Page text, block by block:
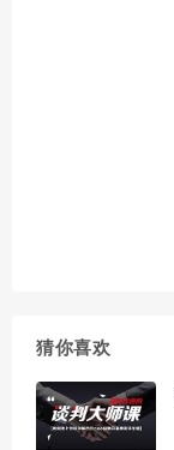
猜你喜欢